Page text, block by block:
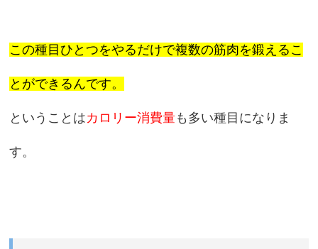
この種目ひとつをやるだけで複数の筋肉を鍛えるこ
とができるんです。
ということはカロリー消費量も多い種目になりま
す。